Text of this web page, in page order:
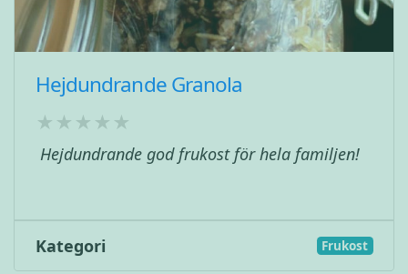
Hejdundrande Granola
Hejdundrande god frukost för hela familjen!
Kategori Frukost